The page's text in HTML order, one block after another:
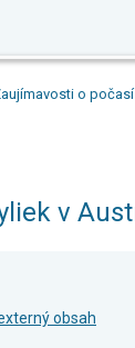
o počasí
v
obsah